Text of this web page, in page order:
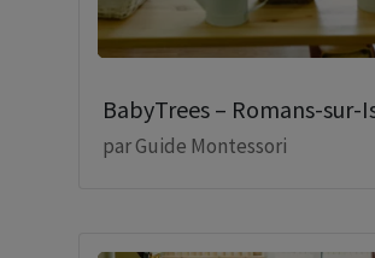
BabyTrees – Romans-sur-
parGuide Montessori